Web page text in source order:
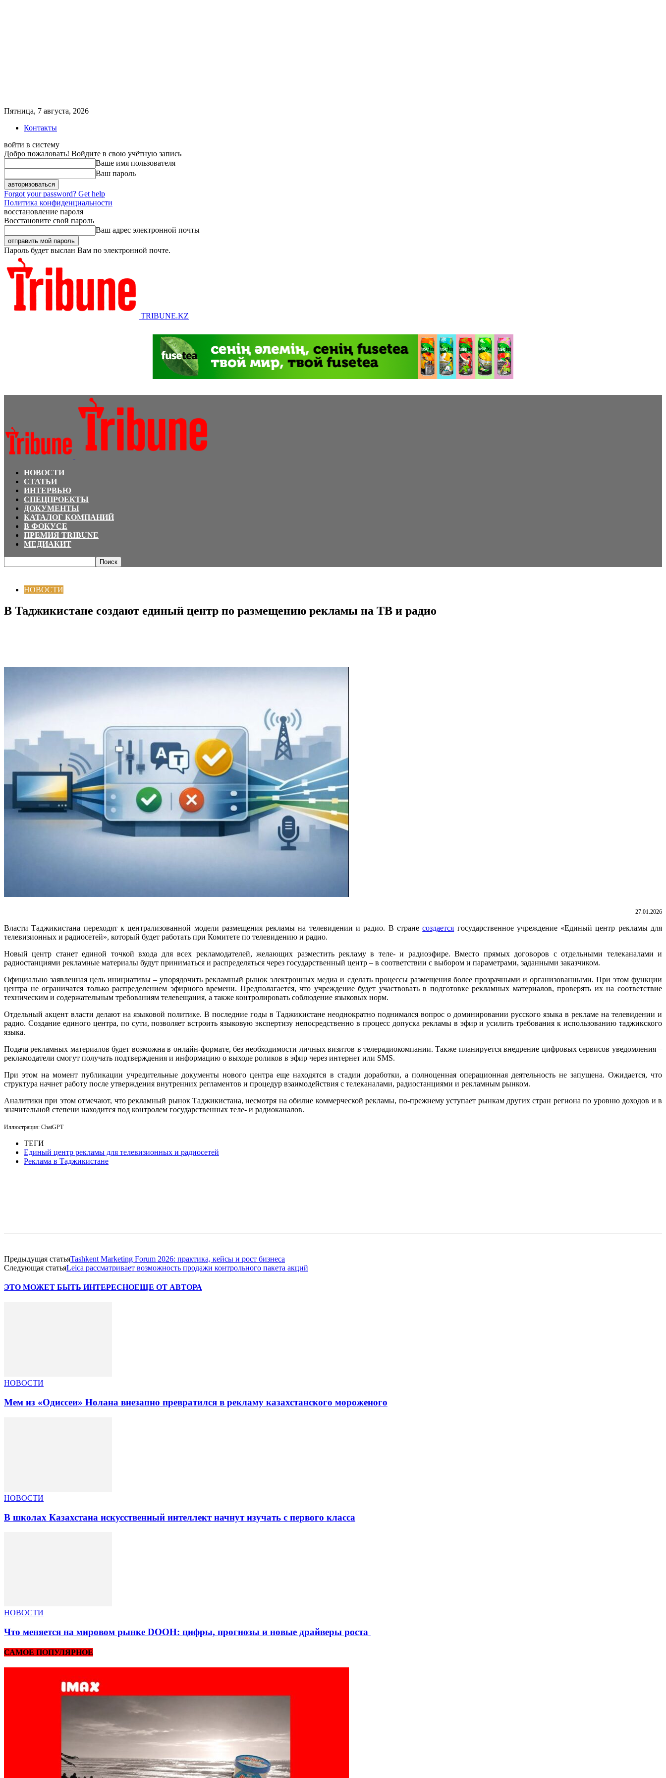
Пятница, 7 августа, 2026
Контакты
войти в систему
Добро пожаловать! Войдите в свою учётную запись
Ваше имя пользователя
Ваш пароль
Forgot your password? Get help
Политика конфиденциальности
восстановление пароля
Восстановите свой пароль
Ваш адрес электронной почты
Пароль будет выслан Вам по электронной почте.
TRIBUNE.KZ
НОВОСТИ
СТАТЬИ
ИНТЕРВЬЮ
СПЕЦПРОЕКТЫ
ДОКУМЕНТЫ
КАТАЛОГ КОМПАНИЙ
В ФОКУСЕ
ПРЕМИЯ TRIBUNE
МЕДИАКИТ
НОВОСТИ
В Таджикистане создают единый центр по размещению рекламы на ТВ и радио
27.01.2026
Власти Таджикистана переходят к централизованной модели размещения рекламы на телевидении и радио. В странесоздается государственное учреждение «Единый центр рекламы для
телевизионных и радиосетей», который будет работать при Комитете по телевидению и радио.
Новый центр станет единой точкой входа для всех рекламодателей, желающих разместить рекламу в теле- и радиоэфире. Вместо прямых договоров с отдельными телеканалами и
радиостанциями рекламные материалы будут приниматься и распределяться через государственный центр – в соответствии с выбором и параметрами, заданными заказчиком.
Официально заявленная цель инициативы – упорядочить рекламный рынок электронных медиа и сделать процессы размещения более прозрачными и организованными. При этом функции
центра не ограничатся только распределением эфирного времени. Предполагается, что учреждение будет участвовать в подготовке рекламных материалов, проверять их на соответствие
техническим и содержательным требованиям телевещания, а также контролировать соблюдение языковых норм.
Отдельный акцент власти делают на языковой политике. В последние годы в Таджикистане неоднократно поднимался вопрос о доминировании русского языка в рекламе на телевидении и
радио. Создание единого центра, по сути, позволяет встроить языковую экспертизу непосредственно в процесс допуска рекламы в эфир и усилить требования к использованию таджикского
языка.
Подача рекламных материалов будет возможна в онлайн-формате, без необходимости личных визитов в телерадиокомпании. Также планируется внедрение цифровых сервисов уведомления –
рекламодатели смогут получать подтверждения и информацию о выходе роликов в эфир через интернет или SMS.
При этом на момент публикации учредительные документы нового центра еще находятся в стадии доработки, а полноценная операционная деятельность не запущена. Ожидается, что
структура начнет работу после утверждения внутренних регламентов и процедур взаимодействия с телеканалами, радиостанциями и рекламным рынком.
Аналитики при этом отмечают, что рекламный рынок Таджикистана, несмотря на обилие коммерческой рекламы, по-прежнему уступает рынкам других стран региона по уровню доходов и в
значительной степени находится под контролем государственных теле- и радиоканалов.
Иллюстрация: ChatGPT
ТЕГИ
Единый центр рекламы для телевизионных и радиосетей
Реклама в Таджикистане
Предыдущая статьяTashkent Marketing Forum 2026: практика, кейсы и рост бизнеса
Следующая статьяLeica рассматривает возможность продажи контрольного пакета акций
ЭТО МОЖЕТ БЫТЬ ИНТЕРЕСНОЕЩЕ ОТ АВТОРА
НОВОСТИ
Мем из «Одиссеи» Нолана внезапно превратился в рекламу казахстанского мороженого
НОВОСТИ
В школах Казахстана искусственный интеллект начнут изучать с первого класса
НОВОСТИ
Что меняется на мировом рынке DOOH: цифры, прогнозы и новые драйверы роста
САМОЕ ПОПУЛЯРНОЕ